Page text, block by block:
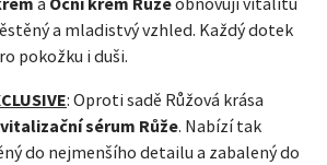
a mladistvý vzhled. Každý dotek
pokožku i duši.
: Oproti sadě Růžová krása
sérum Růže. Nabízí tak
do nejmenšího detailu a zabalený do